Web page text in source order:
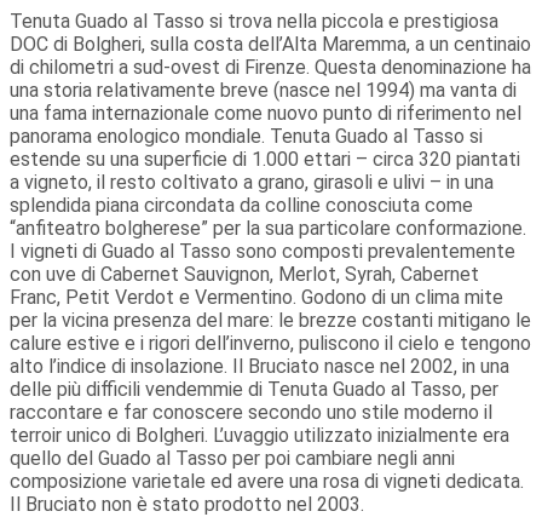
Tenuta Guado al Tasso si trova nella piccola e prestigiosa
DOC di Bolgheri, sulla costa dell’Alta Maremma, a un centinaio
di chilometri a sud-ovest di Firenze. Questa denominazione ha
una storia relativamente breve (nasce nel 1994) ma vanta di
una fama internazionale come nuovo punto di riferimento nel
panorama enologico mondiale. Tenuta Guado al Tasso si
estende su una superficie di 1.000 ettari – circa 320 piantati
a vigneto, il resto coltivato a grano, girasoli e ulivi – in una
splendida piana circondata da colline conosciuta come
“anfiteatro bolgherese” per la sua particolare conformazione.
I vigneti di Guado al Tasso sono composti prevalentemente
con uve di Cabernet Sauvignon, Merlot, Syrah, Cabernet
Franc, Petit Verdot e Vermentino. Godono di un clima mite
per la vicina presenza del mare: le brezze costanti mitigano le
calure estive e i rigori dell’inverno, puliscono il cielo e tengono
alto l’indice di insolazione. Il Bruciato nasce nel 2002, in una
delle più difficili vendemmie di Tenuta Guado al Tasso, per
raccontare e far conoscere secondo uno stile moderno il
terroir unico di Bolgheri. L’uvaggio utilizzato inizialmente era
quello del Guado al Tasso per poi cambiare negli anni
composizione varietale ed avere una rosa di vigneti dedicata.
Il Bruciato non è stato prodotto nel 2003.